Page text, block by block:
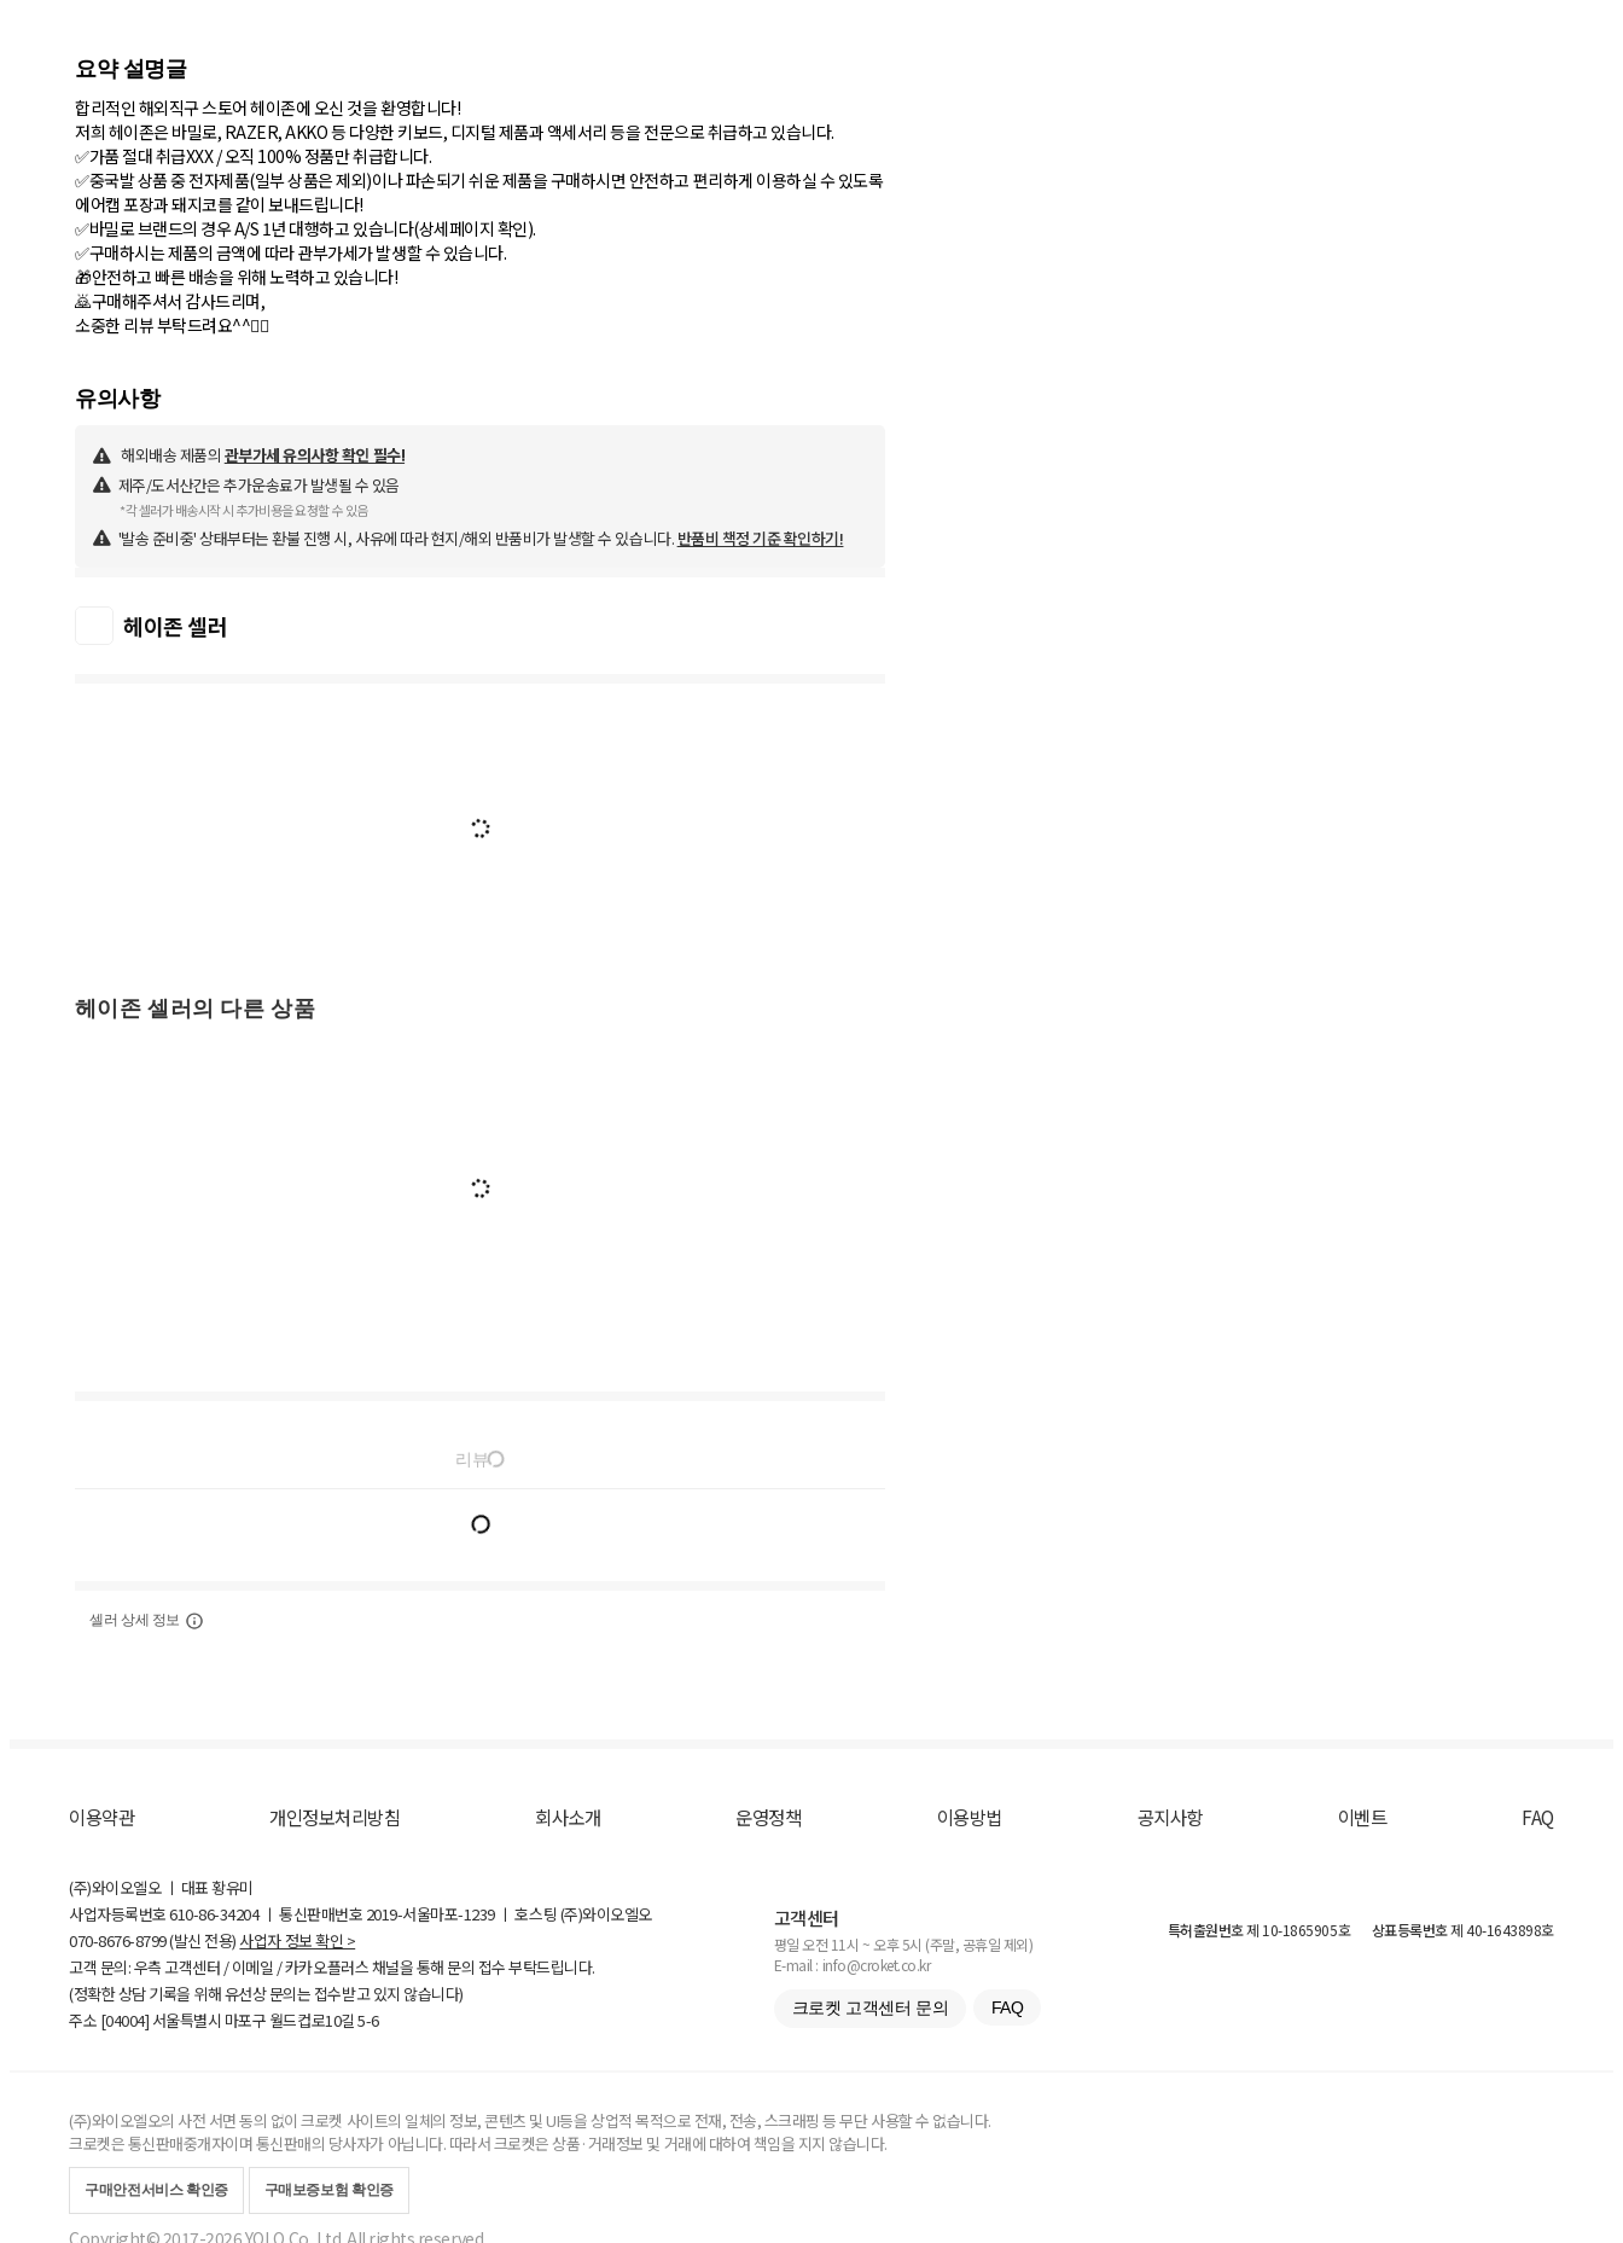
요약 설명글
합리적인 해외직구 스토어 헤이존에 오신 것을 환영합니다!
저희 헤이존은 바밀로, RAZER, AKKO 등 다양한 키보드, 디지털 제품과 액세서리 등을 전문으로 취급하고 있습니다.
✅가품 절대 취급XXX / 오직 100% 정품만 취급합니다.
✅중국발 상품 중 전자제품(일부 상품은 제외)이나 파손되기 쉬운 제품을 구매하시면 안전하고 편리하게 이용하실 수 있도록
에어캡 포장과 돼지코를 같이 보내드립니다!
✅바밀로 브랜드의 경우 A/S 1년 대행하고 있습니다(상세페이지 확인).
✅구매하시는 제품의 금액에 따라 관부가세가 발생할 수 있습니다.
🎁안전하고 빠른 배송을 위해 노력하고 있습니다!
🙇구매해주셔서 감사드리며,
소중한 리뷰 부탁드려요^^🙇‍♀️
유의사항
해외배송 제품의 관부가세 유의사항 확인 필수!
제주/도서산간은 추가운송료가 발생될 수 있음
*각 셀러가 배송시작 시 추가비용을 요청할 수 있음
'발송 준비중' 상태부터는 환불 진행 시, 사유에 따라 현지/해외 반품비가 발생할 수 있습니다. 반품비 책정 기준 확인하기!
헤이존 셀러
헤이존 셀러의 다른 상품
리뷰
셀러 상세 정보
이용약관 개인정보처리방침 회사소개 운영정책 이용방법 공지사항 이벤트 FAQ
(주)와이오엘오 ㅣ 대표 황유미
사업자등록번호610-86-34204ㅣ 통신판매번호 2019-서울마포-1239 ㅣ 호스팅 (주)와이오엘오
070-8676-8799 (발신 전용) 사업자 정보 확인 >
고객 문의: 우측 고객센터 / 이메일 / 카카오플러스 채널을 통해 문의 접수 부탁드립니다.
(정확한 상담 기록을 위해 유선상 문의는 접수받고 있지 않습니다)
주소 [04004] 서울특별시 마포구 월드컵로10길5-6
고객센터
평일 오전 11시 ~ 오후 5시 (주말, 공휴일 제외)
E-mail : info@croket.co.kr
크로켓 고객센터 문의 FAQ
특허출원번호제 10-1865905호 상표등록번호제 40-1643898호
(주)와이오엘오의 사전 서면 동의 없이 크로켓 사이트의 일체의 정보, 콘텐츠 및 UI등을 상업적 목적으로 전재, 전송, 스크래핑 등 무단 사용할 수 없습니다.
크로켓은 통신판매중개자이며 통신판매의 당사자가 아닙니다. 따라서 크로켓은 상품·거래정보 및 거래에 대하여 책임을 지지 않습니다.
구매안전서비스 확인증 구매보증보험 확인증